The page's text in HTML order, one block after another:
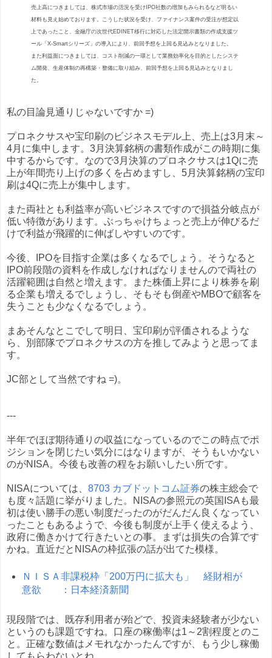
売上高につきましては、株式市場の活況を受けIPO社数の増加もみられるなど明るい
材料も見え始めております。こうした状況を受け、ファイナンス案件の受注が想定以
上であったこと、金融庁の次世代EDINET移行に対応した法定開示書類の作成支援ツ
ール「X-Smartシリーズ」の導入により、前回予想を上回る見込みとなりました。
また利益面につきましては、コスト削減の一環として業務効率化を目的としたシステ
ム開発、生産体制の再構築・整備に取り組み、前回予想を上回る見込みとなりまし
た。
私の目論見通りじゃないですか =)
プロネクサスや宝印刷のビジネスモデル上、売上は3月末～
4月に集中します。3月決算銘柄の書類作成がこの時期に集
中するからです。なので3月決算のプロネクサスは1Qに売
上が年間売り上げの多くを占めますし、5月決算銘柄の宝印
刷は4Qに売上が集中します。
また両社とも利益率が高いビジネスですので損益分岐点が
低い特徴があります。ぶっちゃけちょっと売上が伸びるだ
けで利益が飛躍的に伸ばしやすいのです。
今後、IPOを目指す企業は多くなるでしょう。そうなると
IPO前段階の資料を作成しなければなりませんので両社の
活躍範囲は自然と増えます。また株価上昇により株券を刷
る企業も増えるでしょうし、そもそも倒産やMBOで顧客を
失うことも少なくなるでしょう。
まあそんなとこでして明日、宝印刷が評価されるような
ら、別部隊でプロネクサスの方を推してみようと思ってま
す。
JC部として当然ですね =)。
---
半年でほぼ期待通りの収益になっているのでこの時点でポ
ジションを閉じたい気分にはなりますが、そうもいかない
のがNISA。今後も改善の程をお願いしたい所です。
NISAについては、 8703 カブドットコム証券の株主総会で
も度々話題に挙がりました。NISAの参照元の英国ISAも最
初は使い勝手の悪い制度だったのがだんだん良くなってい
ったこともあるようで、今後も制度が上手く使えるよう、
政府に働きかけて行きたいとの事。まずは損失の合算です
かね。直近だとNISAの枠拡張の話が出てた模様。
ＮＩＳＡ非課税枠「200万円に拡大も」 経財相が
意欲 ：日本経済新聞
現段階では、既存利用者が殆どで、投資未経験者が少ない
というのも課題ですね。口座の稼働率は1～2割程度とのこ
と。正確な数値はメモれなかったんですが、もう少し稼働